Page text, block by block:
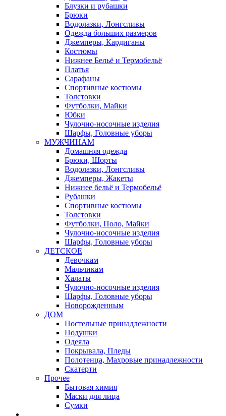
Блузки и рубашки
Брюки
Водолазки, Лонгсливы
Одежда больших размеров
Джемперы, Кардиганы
Костюмы
Нижнее Бельё и Термобельё
Платья
Сарафаны
Спортивные костюмы
Толстовки
Футболки, Майки
Юбки
Чулочно-носочные изделия
Шарфы, Головные уборы
МУЖЧИНАМ
Домашняя одежда
Брюки, Шорты
Водолазки, Лонгсливы
Джемперы, Жакеты
Нижнее бельё и Термобельё
Рубашки
Спортивные костюмы
Толстовки
Футболки, Поло, Майки
Чулочно-носочные изделия
Шарфы, Головные уборы
ДЕТСКОЕ
Девочкам
Мальчикам
Халаты
Чулочно-носочные изделия
Шарфы, Головные уборы
Новорожденным
ДОМ
Постельные принадлежности
Подушки
Одеяла
Покрывала, Пледы
Полотенца, Махровые принадлежности
Скатерти
Прочее
Бытовая химия
Маски для лица
Сумки